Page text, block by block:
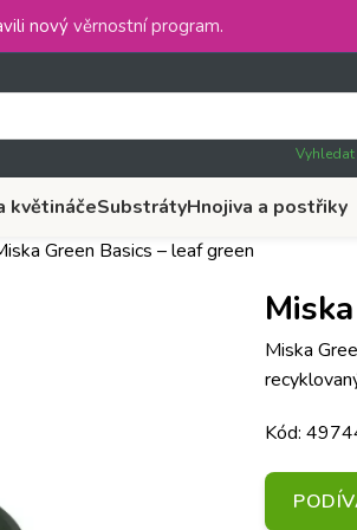
nový věrnostní program.
květináčeSubstrátyHnojiva a postřiky
Green Basics – leaf green
Miska
Kód: